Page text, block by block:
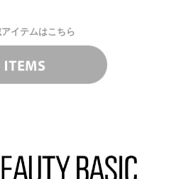
イテムはこちら